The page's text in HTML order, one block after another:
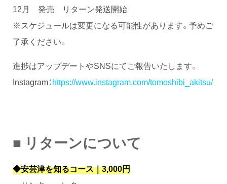
12月 発売 リターン発送開始
※スケジュールは変更になる可能性があります。予めご
了承ください。
進捗はアップデートやSNSにてご報告いたします。
Instagram：https://www.instagram.com/tomoshibi_akitsu/
■ リターンについて
◆安芸津を知るコース｜3,000円